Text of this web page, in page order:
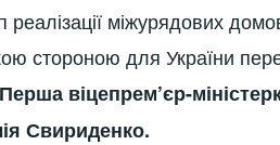
реалізації міжурядових
стороною для України
Перша віцепрем’єр-
Свириденко.